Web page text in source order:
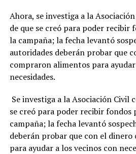
Ahora, se investiga a la
de que se creó para poder recibir
la campaña; la fecha levantó
autoridades deberán probar que
compraron alimentos para
necesidades.
Se investiga a la Asociación Civil
se creó para poder recibir fondos
campaña; la fecha levantó
deberán probar que con el
para ayudar a los vecinos con